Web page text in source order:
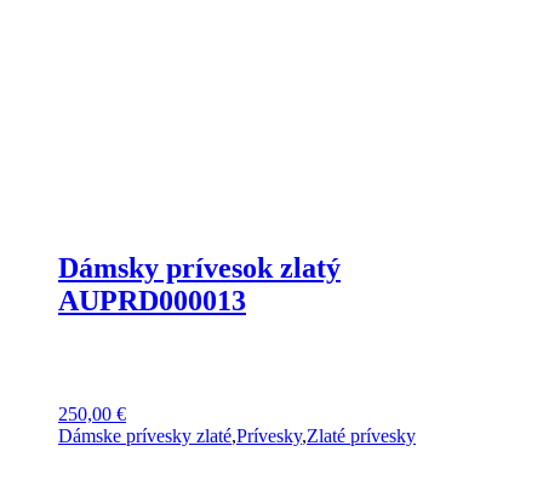
Dámsky prívesok zlatý
AUPRD000013
250,00 €
Dámske prívesky zlaté,Prívesky,Zlaté prívesky